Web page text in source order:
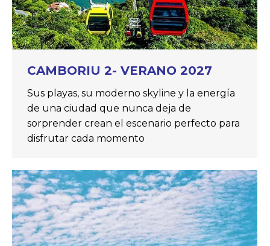
CAMBORIU 2- VERANO 2027
Sus playas, su moderno skyline y la energía
de una ciudad que nunca deja de
sorprender crean el escenario perfecto para
disfrutar cada momento